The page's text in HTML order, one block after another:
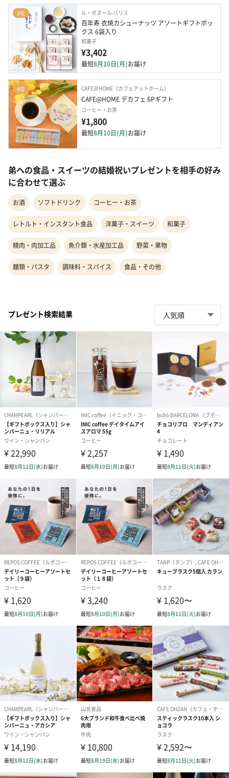
3位 ル・ボヌール パリス
百年寿 衣焼カシューナッツ アソートギフトボッ
クス 6袋入り
和菓子
¥3,402
最短8月10日(月)お届け
4位 CAFE＠HOME（カフェアットホーム）
CAFE@HOME デカフェ 6Pギフト
コーヒー・お茶
¥1,800
最短8月10日(月)お届け
弟への食品・スイーツの結婚祝いプレゼントを相手の好み
に合わせて選ぶ
お酒 ソフトドリンク コーヒー・お茶
レトルト・インスタント食品 洋菓子・スイーツ 和菓子
精肉・肉加工品 魚介類・水産加工品 野菜・果物
麺類・パスタ 調味料・スパイス 食品・その他
プレゼント検索結果